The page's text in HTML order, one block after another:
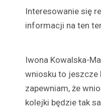
Interesowanie się
informacji na ten
Iwona Kowalska-
wniosku to jeszcze
zapewniam, że
kolejki będzie tak